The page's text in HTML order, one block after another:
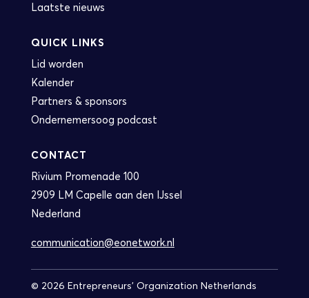
Laatste nieuws
QUICK LINKS
Lid worden
Kalender
Partners & sponsors
Ondernemersoog podcast
CONTACT
Rivium Promenade 100
2909 LM Capelle aan den IJssel
Nederland
communication@eonetwork.nl
© 2026 Entrepreneurs' Organization Netherlands